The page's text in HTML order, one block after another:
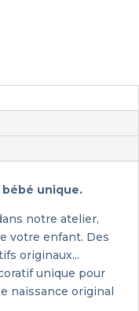
unique.
notre atelier,
votre enfant. Des
originaux...
unique pour
naissance original